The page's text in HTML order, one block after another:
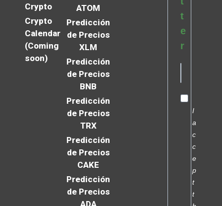
Crypto
Crypto
Calendar
(Coming
soon)
ATOM
Predicción
de Precios
XLM
Predicción
de Precios
BNB
Predicción
de Precios
TRX
Predicción
de Precios
CAKE
Predicción
de Precios
t
e
r
I
a
c
c
e
p
t
t